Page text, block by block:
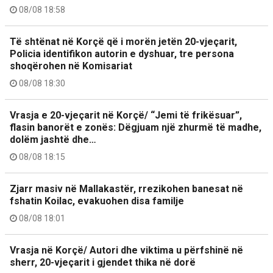
08/08 18:58
Të shtënat në Korçë që i morën jetën 20-vjeçarit,
Policia identifikon autorin e dyshuar, tre persona
shoqërohen në Komisariat
08/08 18:30
Vrasja e 20-vjeçarit në Korçë/ “Jemi të frikësuar”,
flasin banorët e zonës: Dëgjuam një zhurmë të madhe,
dolëm jashtë dhe…
08/08 18:15
Zjarr masiv në Mallakastër, rrezikohen banesat në
fshatin Koilac, evakuohen disa familje
08/08 18:01
Vrasja në Korçë/ Autori dhe viktima u përfshinë në
sherr, 20-vjeçarit i gjendet thika në dorë